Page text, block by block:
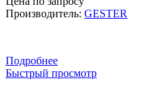
Производитель: GESTER
Подробнее
Быстрый просмотр